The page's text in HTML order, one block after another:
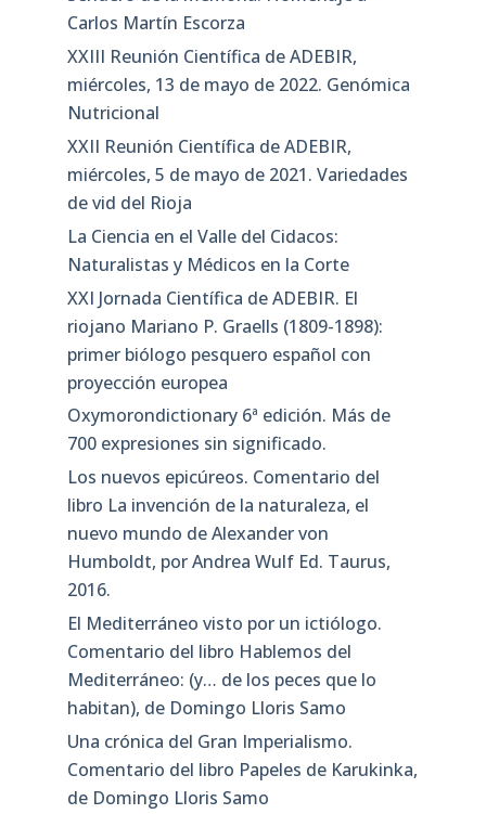
Carlos Martín Escorza
XXIII Reunión Científica de ADEBIR,
miércoles, 13 de mayo de 2022. Genómica
Nutricional
XXII Reunión Científica de ADEBIR,
miércoles, 5 de mayo de 2021. Variedades
de vid del Rioja
La Ciencia en el Valle del Cidacos:
Naturalistas y Médicos en la Corte
XXI Jornada Científica de ADEBIR. El
riojano Mariano P. Graells (1809-1898):
primer biólogo pesquero español con
proyección europea
Oxymorondictionary 6ª edición. Más de
700 expresiones sin significado.
Los nuevos epicúreos. Comentario del
libro La invención de la naturaleza, el
nuevo mundo de Alexander von
Humboldt, por Andrea Wulf Ed. Taurus,
2016.
El Mediterráneo visto por un ictiólogo.
Comentario del libro Hablemos del
Mediterráneo: (y… de los peces que lo
habitan), de Domingo Lloris Samo
Una crónica del Gran Imperialismo.
Comentario del libro Papeles de Karukinka,
de Domingo Lloris Samo